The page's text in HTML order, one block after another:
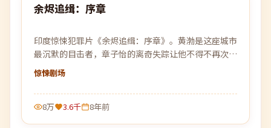
最新
余烬追缉：序章
印度惊悚犯罪片《余烬追缉：序章》。黄渤是这座城市
最沉默的目击者，章子怡的离奇失踪让他不得不再次踏
入早已离开的旧战场。
惊悚剧场
8万 3.6千 8年前
99:17